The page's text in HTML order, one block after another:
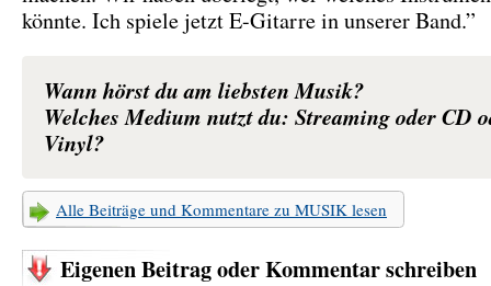
könnte. Ich spiele jetzt E-Gitarre in unserer Band.”
Wann hörst du am liebsten Musik?
Welches Medium nutzt du: Streaming oder CD
Vinyl?
Alle Beiträge und Kommentare zu MUSIK lesen
Eigenen Beitrag oder Kommentar schreiben